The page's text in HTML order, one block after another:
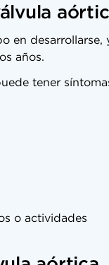
en desarrollarse,
años.
tener
o actividades